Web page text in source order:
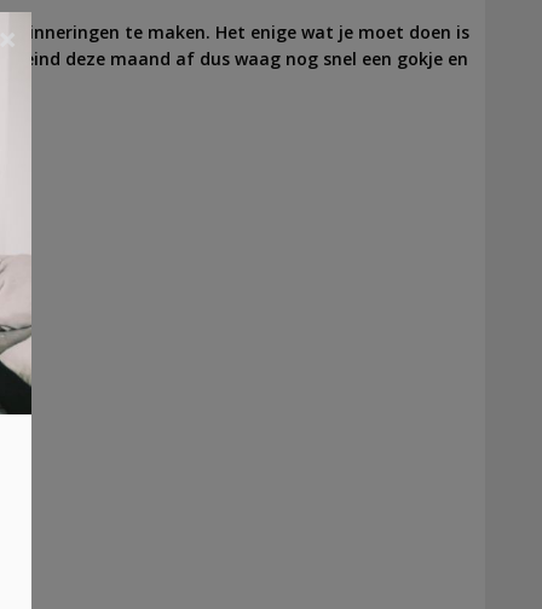
herinneringen te maken. Het enige wat je moet doen is
eind deze maand af dus waag nog snel een gokje en
×